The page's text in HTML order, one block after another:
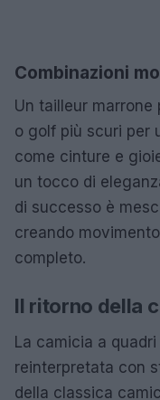
Combinazioni
Un tailleur
o golf più scuri per
come cinture e
un tocco di
di successo è
creando
completo.
Il ritorno della
La camicia a
reinterpretata con
della classica